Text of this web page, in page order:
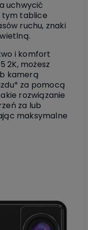
uchwycić
tym tablice
ruchu, znaki
i komfort
2K, możesz
kamerą
za pomocą
rozwiązanie
za lub
maksymalne